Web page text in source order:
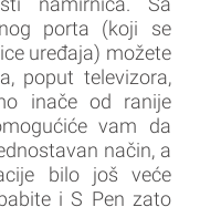
porta (koji se
uređaja) možete
poput televizora,
inače od ranije
vam da
način, a
bilo još veće
i S Pen zato